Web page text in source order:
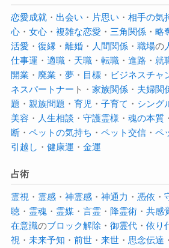
恋愛成就・ 出会い ・ 片思い ・ 相手の気
心・ 女心・ 複雑な恋愛 ・ 三角関係・ 略
活愛 ・ 復縁 ・ 離婚・ 人間関係・ 職場の
仕事運 ・ 適職・ 天職・ 転職・ 進路 ・ 就
開業 ・ 廃業 ・ 夢・ 目標・ ビジネスチャ
ネスパートナー ト・ 家族関係・ 夫婦関
題 ・ 親族問題 ・ 育児 ・ 子育て ・ シング
美容 ・ 人生相談 ・ 守護霊様 ・ 魂の本質・
断・ ペットの気持ち ・ ペット交信・ ペ
引越し ・ 健康運 ・ 金運
占術
霊視 ・ 霊感・ 神霊感・ 神通力 ・ 憑依 ・
聴・ 霊魂・ 霊媒 ・ 言霊・ 降霊術・ 共感
在意識のブロック解除・ 御霊代・ 依り
視 ・ 未来予知 ・ 前世・ 来世・ 思念伝達 ・